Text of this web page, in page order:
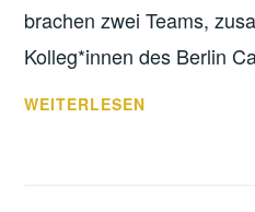
brachen zwei Teams,
Kolleg*innen des Berlin
LAUFEND
WEITERLESEN